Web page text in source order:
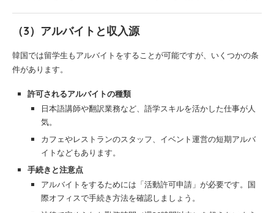
（3）アルバイトと収入源
韓国では留学生もアルバイトをすることが可能ですが、いくつかの条
件があります。
許可されるアルバイトの種類
日本語講師や翻訳業務など、語学スキルを活かした仕事が人
気。
カフェやレストランのスタッフ、イベント運営の短期アルバ
イトなどもあります。
手続きと注意点
アルバイトをするためには「活動許可申請」が必要です。国
際オフィスで手続き方法を確認しましょう。